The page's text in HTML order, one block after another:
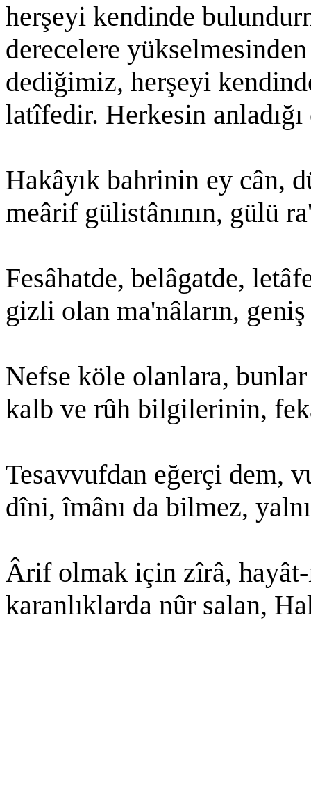
herşeyi kendinde
derecelere
dediğimiz, herşeyi
latîfedir. Herkesin
Hakâyık bahrinin ey cân,
meârif gülistânının, gülü
Fesâhatde, belâgatde,
gizli olan ma'nâların,
Nefse köle olanlara,
kalb ve rûh bilgilerinin,
Tesavvufdan eğerçi dem,
dîni, îmânı da bilmez,
Ârif olmak için zîrâ, hayât-
karanlıklarda nûr salan,